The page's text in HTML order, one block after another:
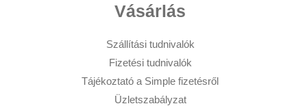
Vásárlás
Szállítási tudnivalók
Fizetési tudnivalók
Tájékoztató a Simple fizetésről
Üzletszabályzat